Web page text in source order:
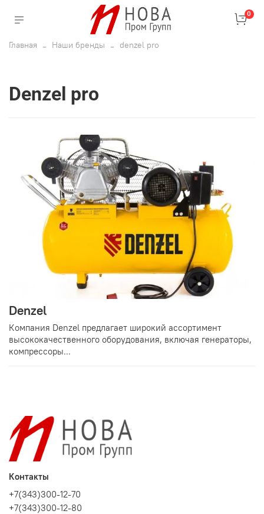
0
Главная Наши бренды denzel pro
denzel pro
Denzel
Компания Denzel предлагает широкий ассортимент
высококачественного оборудования, включая генераторы,
компрессоры...
Контакты
+7(343)300-12-70
+7(343)300-12-80